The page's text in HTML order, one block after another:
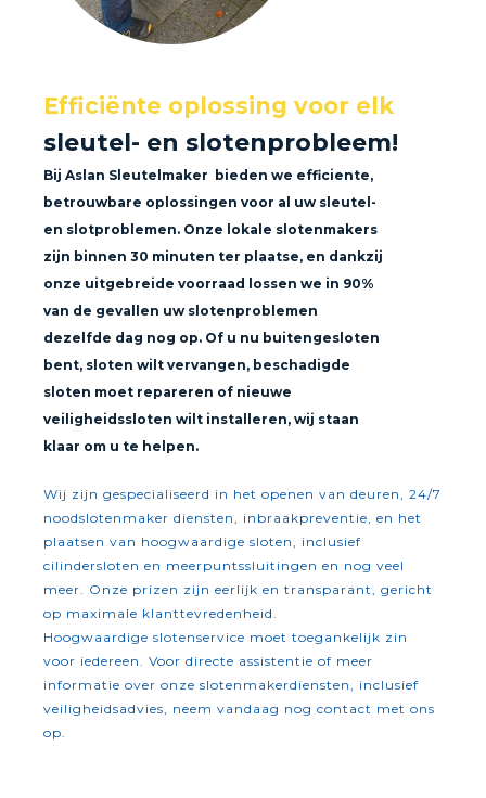
Efficiënte oplossing voor elk
sleutel- en slotenprobleem!
Bij Aslan Sleutelmaker bieden we efficiente,
betrouwbare oplossingen voor al uw sleutel-
en slotproblemen. Onze lokale slotenmakers
zijn binnen 30 minuten ter plaatse, en dankzij
onze uitgebreide voorraad lossen we in 90%
van de gevallen uw slotenproblemen
dezelfde dag nog op. Of u nu buitengesloten
bent, sloten wilt vervangen, beschadigde
sloten moet repareren of nieuwe
veiligheidssloten wilt installeren, wij staan
klaar om u te helpen.
Wij zijn gespecialiseerd in het openen van deuren, 24/7
noodslotenmaker diensten, inbraakpreventie, en het
plaatsen van hoogwaardige sloten, inclusief
cilindersloten en meerpuntssluitingen en nog veel
meer. Onze prizen zijn eerlijk en transparant, gericht
op maximale klanttevredenheid.
Hoogwaardige slotenservice moet toegankelijk zin
voor iedereen. Voor directe assistentie of meer
informatie over onze slotenmakerdiensten, inclusief
veiligheidsadvies, neem vandaag nog contact met ons
op.